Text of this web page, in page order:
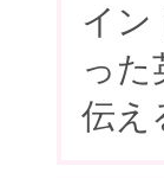
イン
った
伝え